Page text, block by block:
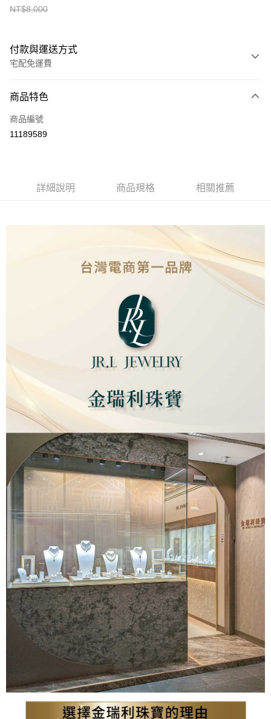
NT$8,000
付款與運送方式
宅配免運費
信用卡一次付款
LINE Pay
ATM付款
運送方式
商品特色
商品編號
11189589
詳細說明 商品規格 相關推薦